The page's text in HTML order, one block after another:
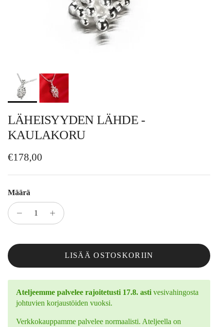
LÄHEISYYDEN LÄHDE -
KAULAKORU
Normaalihinta
€178,00
Määrä
LISÄÄ OSTOSKORIIN
Ateljeemme palvelee rajoitetusti 17.8. asti vesivahingosta
johtuvien korjaustöiden vuoksi.
Verkkokauppamme palvelee normaalisti. Ateljeella on